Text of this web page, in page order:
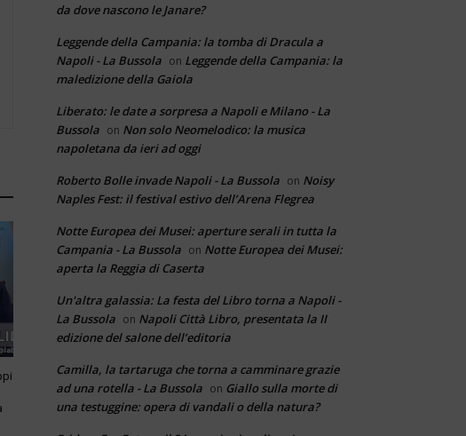
da dove nascono le Janare?
Leggende della Campania: la tomba di Dracula a
Napoli - La Bussola on Leggende della Campania: la
maledizione della Gaiola
Liberato: le date a sorpresa a Napoli e Milano - La
Bussola on Non solo Neomelodico: la musica
napoletana da ieri ad oggi
Roberto Bolle invade Napoli - La Bussola on Noisy
Naples Fest: il festival estivo dell’Arena Flegrea
Notte Europea dei Musei: aperture serali in tutta la
Campania - La Bussola on Notte Europea dei Musei:
aperta la Reggia di Caserta
Un'altra galassia: La festa del Libro torna a Napoli -
La Bussola on Napoli Città Libro, presentata la II
edizione del salone dell’editoria
Camilla, la tartaruga che torna a camminare grazie
ad una rotella - La Bussola on Giallo sulla morte di
una testuggine: opera di vandali o della natura?